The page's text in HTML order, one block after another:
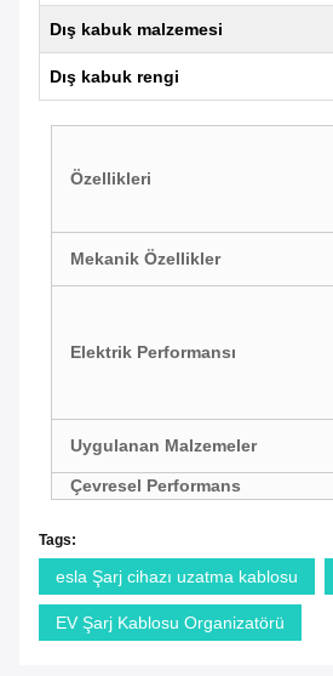
Dış kabuk malzemesi
Dış kabuk rengi
Özellikleri
Mekanik Özellikler
Elektrik Performansı
Uygulanan Malzemeler
Çevresel Performans
Tags:
esla Şarj cihazı uzatma kablosu
EV Şarj Kablosu Organizatörü